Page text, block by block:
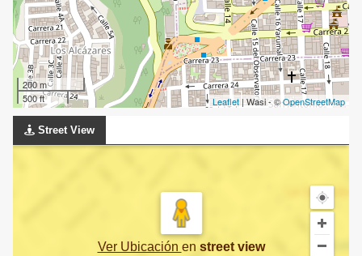
200 m
500 ft
Leaflet | Wasi - ©OpenStreetMap
Street View
Ver Ubicación en street view